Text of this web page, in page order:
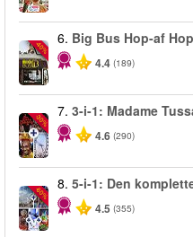
-40%
6. Big Bus Hop-af
4.4 (189)
-30%
7. 3-i-1: Madame
4.6 (290)
-60%
8. 5-i-1: Den
4.5 (355)